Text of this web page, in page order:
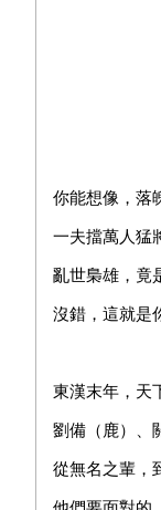
你能想像，落
一夫擋萬人猛
亂世梟雄，竟
沒錯，這就是
東漢末年，天
劉備（鹿）、
從無名之輩，